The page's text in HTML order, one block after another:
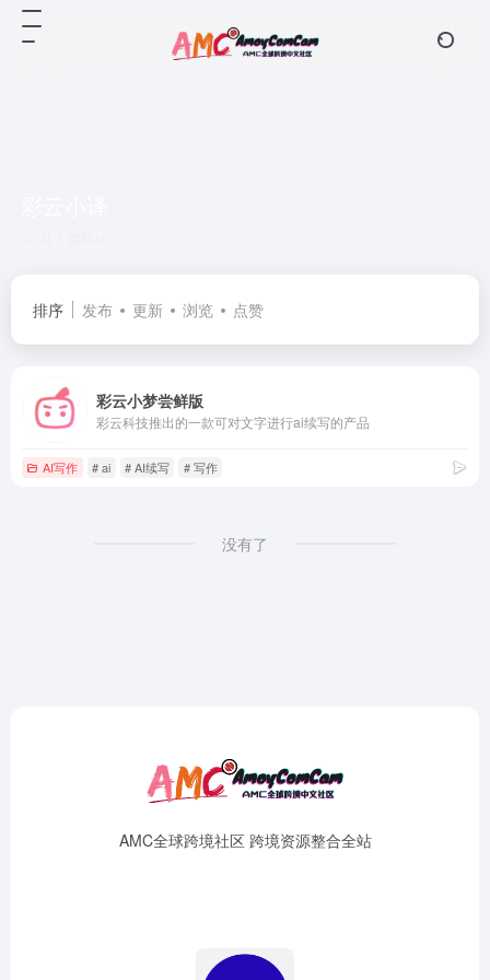
排序 发布 更新 浏览 点赞
彩云小梦尝鲜版
彩云科技推出的一款可对文字进行ai续写的产品
AI写作 # ai # AI续写 # 写作
没有了
AMC全球跨境社区 跨境资源整合全站